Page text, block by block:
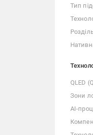
Тип
QLED
Зони
AI-